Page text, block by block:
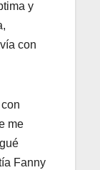
y
con
me
Fanny